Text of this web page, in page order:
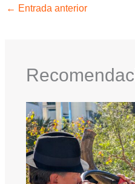
← Entrada anterior